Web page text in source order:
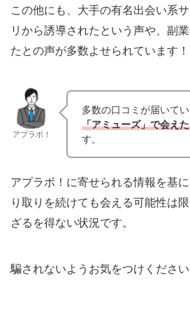
この他にも、大手の有名出会い系
リから誘導されたという声や、副
たとの声が多数よせられています！
アプラボ！
多数の口コミが届いて
「アミューズ」で会え
す。
アプラボ！に寄せられる情報を基
り取りを続けても会える可能性は
ざるを得ない状況です。
騙されないようお気をつけください